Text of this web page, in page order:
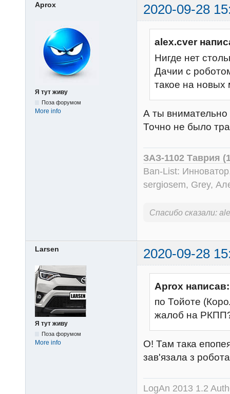
Aprox 2020-09-28
Я тут живу
Поза форумом
More info
alex.cver
Нигде нет
Дачии с
такое на
А ты
Точно не было
ЗАЗ-1102 Таврия
Ban-List:
sergiosem, Grey,
Спасибо сказали:
Larsen 2020-09-28
Я тут живу
Поза форумом
More info
Aprox написав:
по Тойоте
жалоб на
О! Там така
зав'язала з
LogAn 2013 1.2